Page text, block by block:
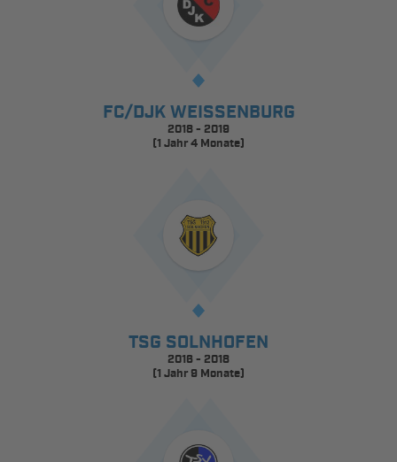
FC/DJK WEISSENBURG
2018 - 2019
(1 Jahr 4 Monate)
TSG SOLNHOFEN
2016 - 2018
(1 Jahr 9 Monate)